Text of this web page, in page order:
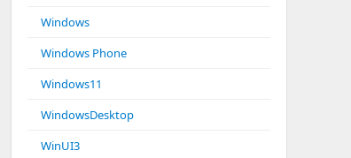
Windows
Windows Phone
Windows11
WindowsDesktop
WinUI3